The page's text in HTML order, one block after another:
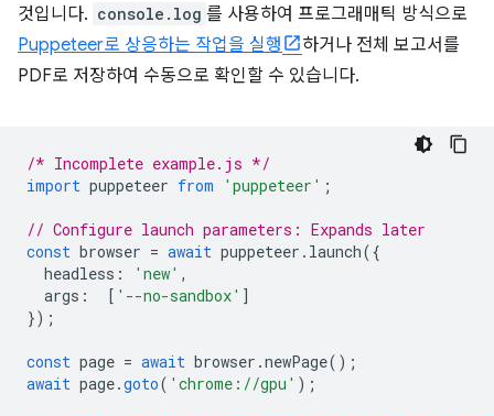
것입니다. console.log 를 사용하여 프로그래매틱 방식으로
Puppeteer로 상응하는 작업을 실행
하거나 전체 보고서를
PDF로 저장하여 수동으로 확인할 수 있습니다.
/* Incomplete example.js */
import puppeteer from 'puppeteer' ;
// Configure launch parameters: Expands later
const browser = await puppeteer . launch({
headless : 'new' ,
args : [ '--no-sandbox' ]
});
const page = await browser .newPage();
await page.goto( 'chrome://gpu' );